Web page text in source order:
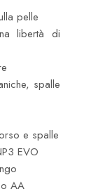
pelle
libertà di
spalle
e spalle
EVO
AA